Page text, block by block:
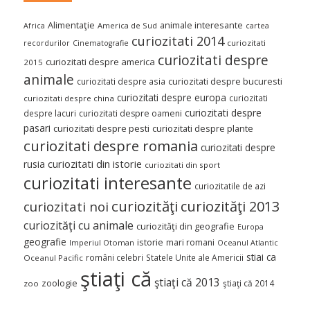
Africa Alimentaţie America de Sud animale interesante cartea
recordurilor Cinematografie curiozitati 2014 curiozitati
2015 curiozitati despre america curiozitati despre
animale curiozitati despre asia curiozitati despre bucuresti
curiozitati despre china curiozitati despre europa curiozitati
despre lacuri curiozitati despre oameni curiozitati despre
pasari curiozitati despre pesti curiozitati despre plante
curiozitati despre romania curiozitati despre
rusia curiozitati din istorie curiozitati din sport
curiozitati interesante curiozitatile de azi
curiozitati noi curiozităţi curiozităţi 2013
curiozităţi cu animale curiozităţi din geografie Europa
geografie Imperiul Otoman istorie mari romani Oceanul Atlantic
Oceanul Pacific români celebri Statele Unite ale Americii stiai ca
zoo zoologie ştiaţi că ştiaţi că 2013 ştiaţi că 2014